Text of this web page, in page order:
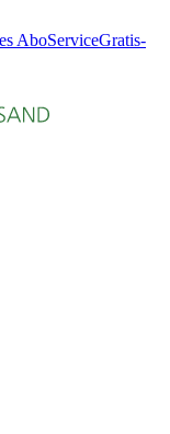
AboServiceGratis-